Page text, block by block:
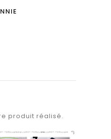
produit réalisé.